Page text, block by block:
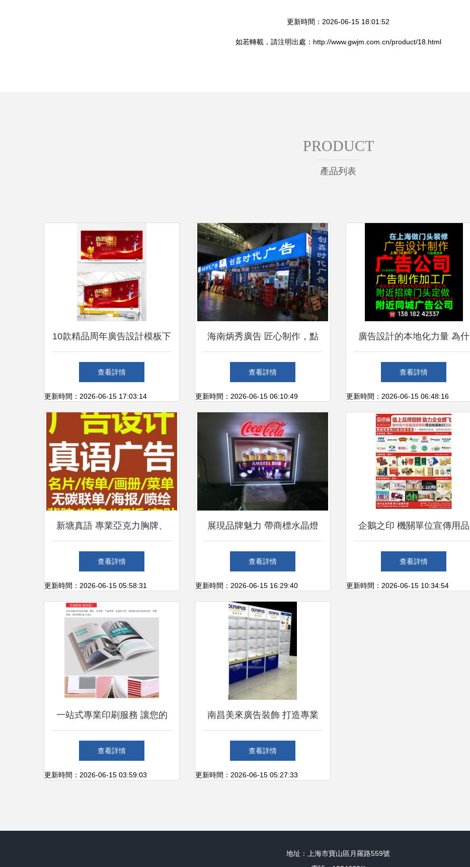
更新時間：2026-06-15 18:01:52
如若轉載，請注明出處：http://www.gwjm.com.cn/product/18.html
PRODUCT
產品列表
10款精品周年廣告設計模板下
載指南 從熊貓辦公到創意實
現
查看詳情
更新時間：2026-06-15 17:03:14
海南炳秀廣告 匠心制作，點
亮品牌之光
查看詳情
更新時間：2026-06-15 06:10:49
廣告設計的本地化力量 為什
么選擇“兌趑”為您的品牌賦能
查看詳情
更新時間：2026-06-15 06:48:16
新塘真語 專業亞克力胸牌、
科室牌、指示牌制作與廣告設
計服務
查看詳情
更新時間：2026-06-15 05:58:31
展現品牌魅力 帶商標水晶燈
箱的高清圖片助力廣告制作升
級
查看詳情
更新時間：2026-06-15 16:29:40
企鵝之印 機關單位宣傳用品
的留與計
查看詳情
更新時間：2026-06-15 10:34:54
一站式專業印刷服務 讓您的
品牌形象躍然紙上
查看詳情
更新時間：2026-06-15 03:59:03
南昌美來廣告裝飾 打造專業
數碼展柜，提升品牌形象與產
品展示效果
查看詳情
更新時間：2026-06-15 05:27:33
地址：上海市寶山區月羅路559號